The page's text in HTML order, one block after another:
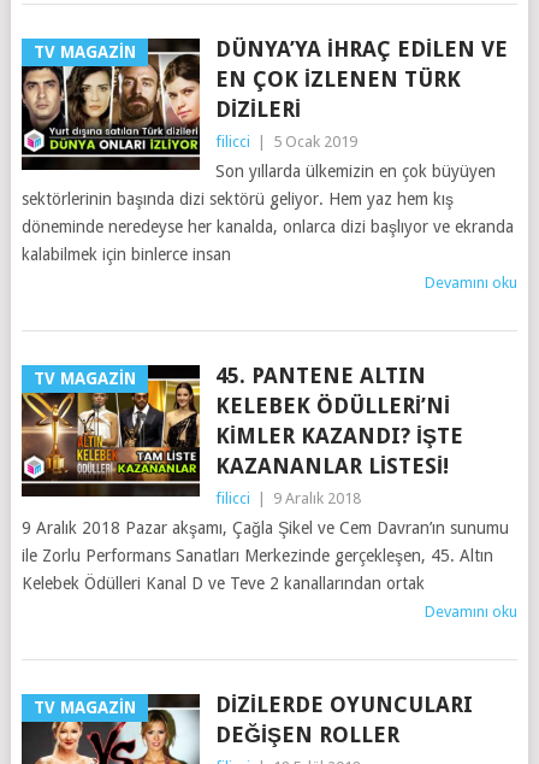
TV MAGAZIN
DÜNYA’YA İHRAÇ EDILEN VE
EN ÇOK İZLENEN TÜRK
DIZILERI
filicci 5 Ocak 2019
Son yıllarda ülkemizin en çok büyüyen
sektörlerinin başında dizi sektörü geliyor. Hem yaz hem kış
döneminde neredeyse her kanalda, onlarca dizi başlıyor ve ekranda
kalabilmek için binlerce insan
Devamını oku
TV MAGAZIN
45. PANTENE ALTIN
KELEBEK ÖDÜLLERI’NI
KIMLER KAZANDI? İŞTE
KAZANANLAR LISTESI!
filicci 9 Aralık 2018
9 Aralık 2018 Pazar akşamı, Çağla Şikel ve Cem Davran’ın sunumu
ile Zorlu Performans Sanatları Merkezinde gerçekleşen, 45. Altın
Kelebek Ödülleri Kanal D ve Teve 2 kanallarından ortak
Devamını oku
TV MAGAZIN
DIZILERDE OYUNCULARI
DEĞIŞEN ROLLER